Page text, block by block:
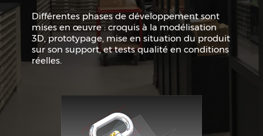
Différentes phases de développement sont
mises en œuvre : croquis à la modélisation
3D, prototypage, mise en situation du produit
sur son support, et tests qualité en conditions
réelles.